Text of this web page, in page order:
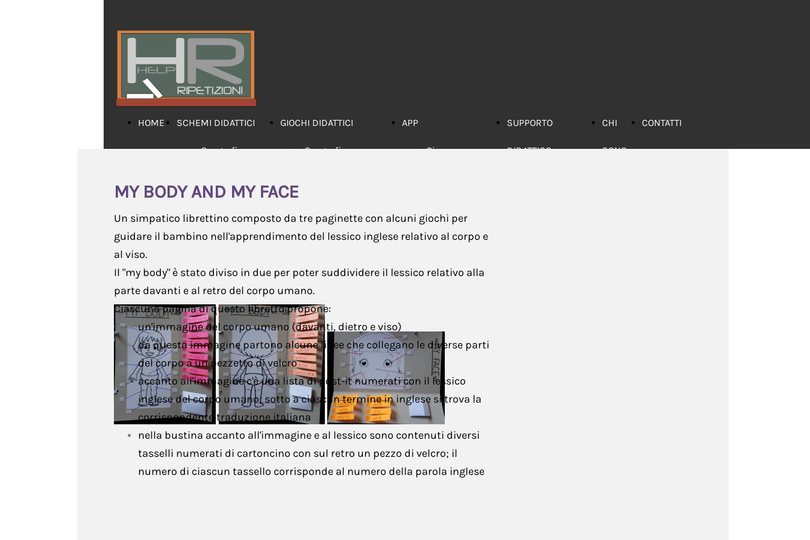
HOME SCHEMI DIDATTICI
Geografia
Letteratura
Scienze
Storia
Tecnica
Arte
GIOCHI DIDATTICI
Geografia
Matematica
Scienze
APP
Gioco
SUPPORTO
DIDATTICO
CHI
SONO
CONTATTI
MY BODY AND MY FACE
Un simpatico librettino composto da tre paginette con alcuni giochi per
guidare il bambino nell'apprendimento del lessico inglese relativo al corpo e
al viso.
Il "my body" è stato diviso in due per poter suddividere il lessico relativo alla
parte davanti e al retro del corpo umano.
Ciascuna pagina di questo libretto propone:
un'immagine del corpo umano (davanti, dietro e viso)
da questa immagine partono alcune linee che collegano le diverse parti
del corpo a un pezzetto di velcro
accanto all'immagine c'è una lista di post-it numerati con il lessico
inglese del corpo umano; sotto a ciascun termine in inglese si trova la
corrispondente traduzione italiana
nella bustina accanto all'immagine e al lessico sono contenuti diversi
tasselli numerati di cartoncino con sul retro un pezzo di velcro; il
numero di ciascun tassello corrisponde al numero della parola inglese